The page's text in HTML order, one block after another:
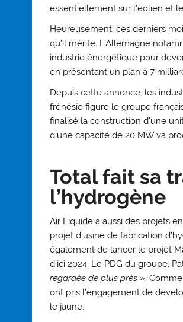
essentiellement sur l’éolien et
Heureusement, ces derniers
qu’il mérite. L’Allemagne
industrie énergétique pour
en présentant un plan à 7
Depuis cette annonce, les
frénésie figure le groupe
finalisé la construction d’une
d’une capacité de 20 MW va
Total fait sa
l’hydrogène
Air Liquide a aussi des projets
projet d’usine de fabrication
également de lancer le projet
d’ici 2024. Le PDG du groupe,
regardée de plus près ».
ont pris l’engagement de
le jaune.